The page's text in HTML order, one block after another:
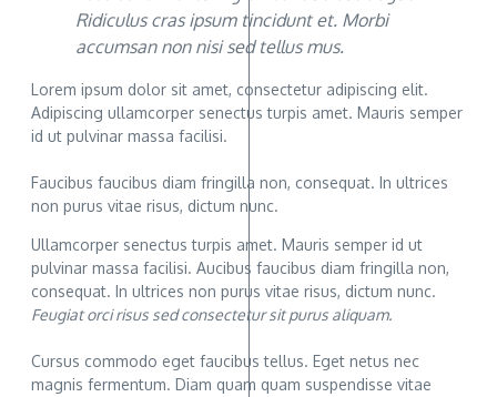
Ridiculus cras ipsum tincidunt et. Morbi
accumsan non nisi sed tellus mus.
Lorem ipsum dolor sit amet, consectetur adipiscing elit.
Adipiscing ullamcorper senectus turpis amet. Mauris semper
id ut pulvinar massa facilisi.
Faucibus faucibus diam fringilla non, consequat. In ultrices
non purus vitae risus, dictum nunc.
Ullamcorper senectus turpis amet. Mauris semper id ut
pulvinar massa facilisi. Aucibus faucibus diam fringilla non,
consequat. In ultrices non purus vitae risus, dictum nunc.
Feugiat orci risus sed consectetur sit purus aliquam.
Cursus commodo eget faucibus tellus. Eget netus nec
magnis fermentum. Diam quam quam suspendisse vitae